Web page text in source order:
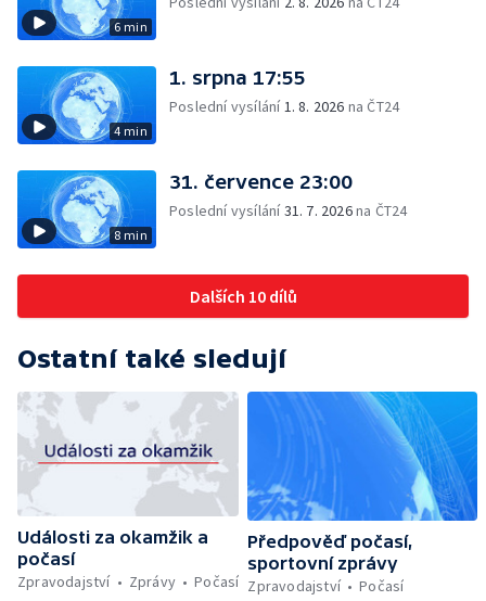
6 min
4 min
1. srpna 17:55
Poslední vysílání1. 8. 2026 na ČT24
8 min
31. července 23:00
Poslední vysílání31. 7. 2026na ČT24
Dalších 10 dílů
Ostatní také sledují
Události za okamžik a
počasí
Zpravodajství
Zprávy Počasí
Předpověď počasí,
sportovní zprávy
Zpravodajství
Počasí